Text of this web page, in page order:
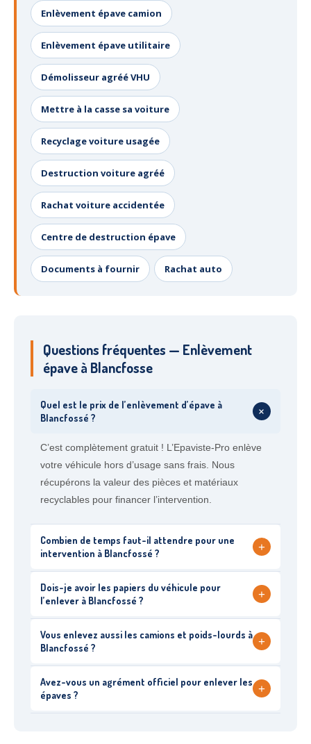
Enlèvement épave camion
Enlèvement épave utilitaire
Démolisseur agréé VHU
Mettre à la casse sa voiture
Recyclage voiture usagée
Destruction voiture agréé
Rachat voiture accidentée
Centre de destruction épave
Documents à fournir Rachat auto
Questions fréquentes — Enlèvement
épave à Blancfosse
Quel est le prix de l’enlèvement d’épave à
Blancfossé ?
+
C’est complètement gratuit ! L’Epaviste-Pro enlève
votre véhicule hors d’usage sans frais. Nous
récupérons la valeur des pièces et matériaux
recyclables pour financer l’intervention.
Combien de temps faut-il attendre pour une
intervention à Blancfossé ?
+
Dois-je avoir les papiers du véhicule pour
l’enlever à Blancfossé ?
+
Vous enlevez aussi les camions et poids-lourds à
Blancfossé ?
+
Avez-vous un agrément officiel pour enlever les
épaves ?
+